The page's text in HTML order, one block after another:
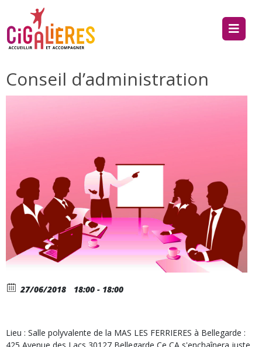
Conseil d’administration
27/06/2018 18:00 - 18:00
Lieu : Salle polyvalente de la MAS LES FERRIERES à Bellegarde :